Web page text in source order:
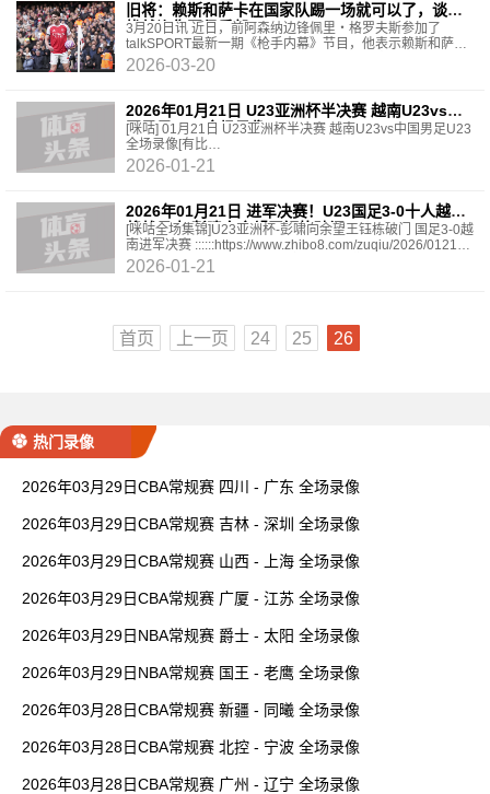
旧将：赖斯和萨卡在国家队踢一场就可以了，谈不
拢就诈伤回俱乐部
3月20日讯 近日，前阿森纳边锋佩里・格罗夫斯参加了
talkSPORT最新一期《枪手内幕》节目，他表示赖斯和萨卡
应当避免在国际比赛日连踢两场，从而为阿森纳冲击四冠
2026-03-20
2026年01月21日 U23亚洲杯半决赛 越南U23vs中
国男足U23 全场录像
[咪咕] 01月21日 U23亚洲杯半决赛 越南U23vs中国男足U23
全场录像[有比
分]::::::http://www.miguvideo.com/p/detail/962542094||||||
2026-01-21
2026年01月21日 进军决赛！U23国足3-0十人越南
将战日本 彭啸向余望王钰栋破门
[咪咕全场集锦]U23亚洲杯-彭啸向余望王钰栋破门 国足3-0越
南进军决赛 ::::::https://www.zhibo8.com/zuqiu/2026/0121-
c78af94-svideo.htm||||||[进球视频]激情脱衣庆祝！拜合
2026-01-21
首页 上一页 24 25 26
热门录像
2026年03月29日CBA常规赛 四川 - 广东 全场录像
2026年03月29日CBA常规赛 吉林 - 深圳 全场录像
2026年03月29日CBA常规赛 山西 - 上海 全场录像
2026年03月29日CBA常规赛 广厦 - 江苏 全场录像
2026年03月29日NBA常规赛 爵士 - 太阳 全场录像
2026年03月29日NBA常规赛 国王 - 老鹰 全场录像
2026年03月28日CBA常规赛 新疆 - 同曦 全场录像
2026年03月28日CBA常规赛 北控 - 宁波 全场录像
2026年03月28日CBA常规赛 广州 - 辽宁 全场录像